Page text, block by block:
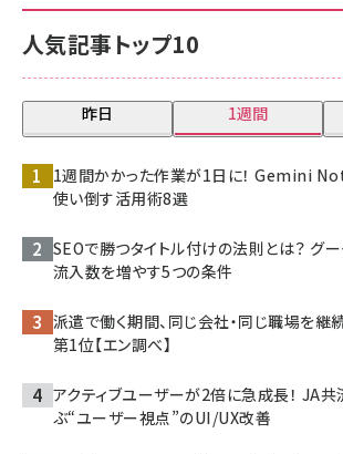
人気記事トップ10
昨日 1週間
1週間かかった作業が1日に！ Gemini
使い倒す活用術8選
SEOで勝つタイトル付けの法則とは？ グー
流入数を増やす5つの条件
派遣で働く期間、同じ会社・同じ職場を継
第1位【エン調べ】
アクティブユーザーが2倍に急成長！ JA共
ぶ“ユーザー視点”のUI/UX改善